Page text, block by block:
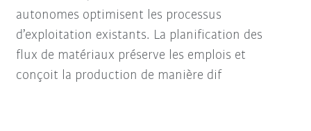
autonomes optimisent les processus
d’exploitation existants. La planification des
flux de matériaux préserve les emplois et
conçoit la production de manière dif